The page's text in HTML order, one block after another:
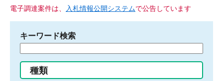
電子調達案件は、 入札情報公開システムで公告しています
キーワード検索
る
種類